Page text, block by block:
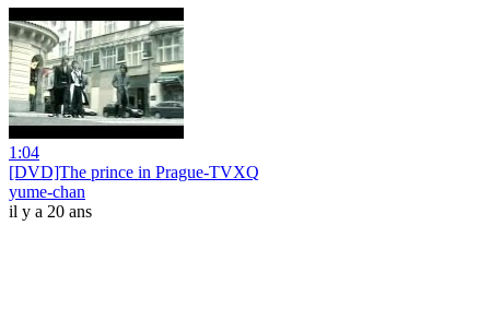
1:04
[DVD]The prince in Prague-TVXQ
yume-chan
il y a 20 ans